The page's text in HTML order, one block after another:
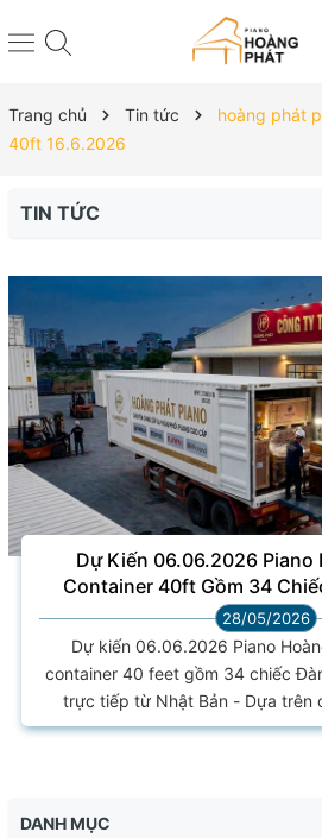
Trang chủ Tin tức
hoàng phát
40ft 16.6.2026
TIN TỨC
Dự Kiến 06.06.2026 Piano
Container 40ft Gồm 34
Khẩu Từ Nhật
28/05/2026
Dự kiến 06.06.2026 Piano
container 40 feet gồm 34 chiếc
trực tiếp từ Nhật Bản - Dựa trên
lượng âm thanh, hình thức, phân
DANH MỤC